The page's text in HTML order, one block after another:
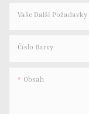
Vaše Další
Číslo Barvy
Obsah